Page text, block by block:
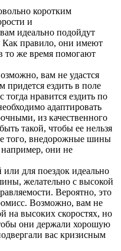
коротким
и
идеально подойдут
правило, они имеют
то же время помогают
вам не удастся
придется ездить в поле
нравится ездить по
адаптировать
из качественного
такой, чтобы ее нельзя
того, внедорожные шины
они не
или для поездок идеально
желательно с высокой
Вероятно, это
Возможно, вам не
на высоких скоростях, но
они держали хорошую
вас кризисным